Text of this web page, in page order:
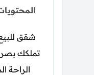
شقق
تملكك
الراحة